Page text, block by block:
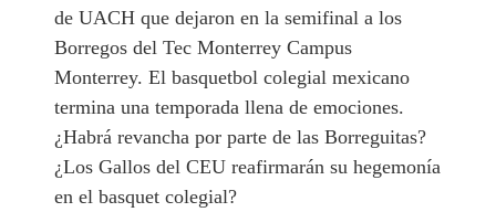
de UACH que dejaron en la semifinal a los
Borregos del Tec Monterrey Campus
Monterrey. El basquetbol colegial mexicano
termina una temporada llena de emociones.
¿Habrá revancha por parte de las Borreguitas?
¿Los Gallos del CEU reafirmarán su hegemonía
en el basquet colegial?